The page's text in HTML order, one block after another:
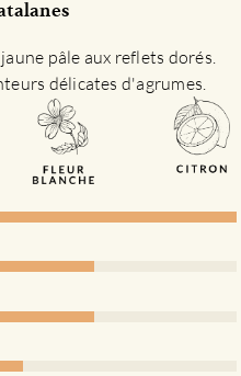
pâle aux reflets dorés.
délicates d'agrumes.